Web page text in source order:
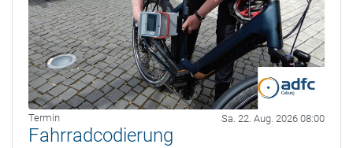
Termin Sa. 22. Aug. 2026 08:00
Fahrradcodierung